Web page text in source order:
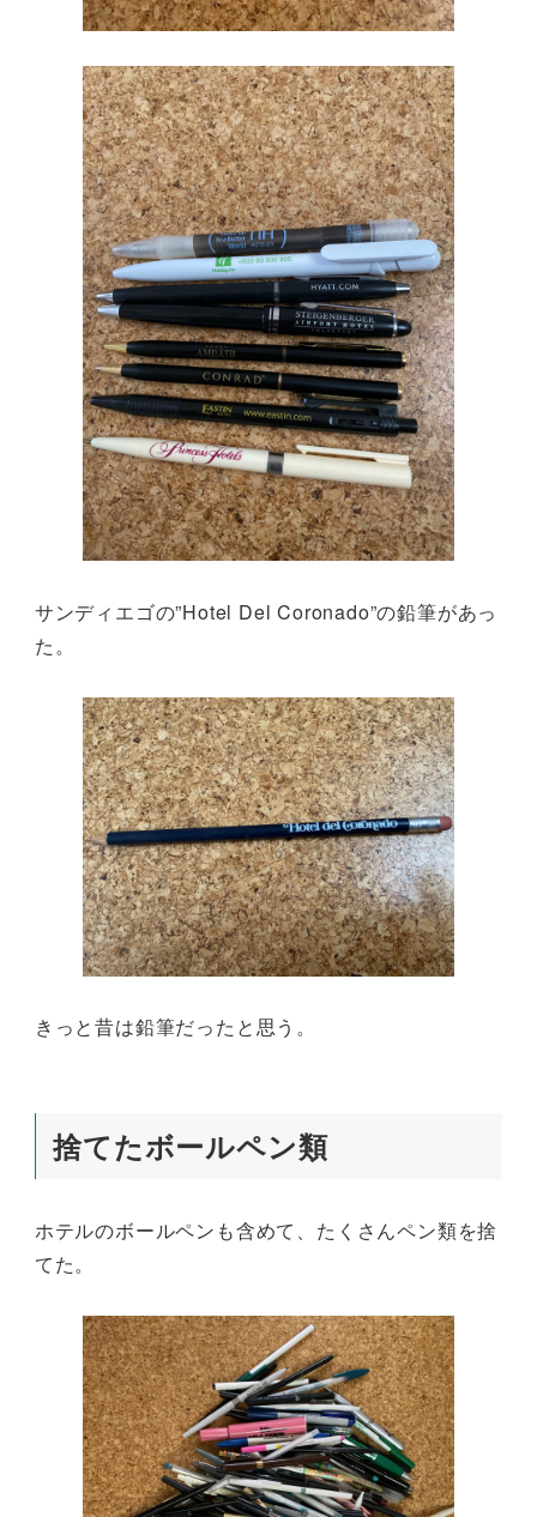
サンディエゴの”Hotel Del Coronado”の鉛筆があっ
た。
きっと昔は鉛筆だったと思う。
捨てたボールペン類
ホテルのボールペンも含めて、たくさんペン類を捨
てた。